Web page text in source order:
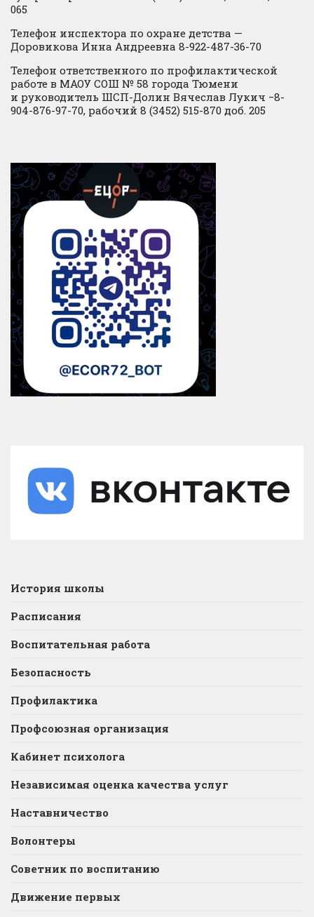
065
Телефон инспектора по охране детства —
Доровикова Инна Андреевна 8-922-487-36-70
Телефон ответственного по профилактической
работе в МАОУ СОШ № 58 города Тюмени
и руководитель ШСП-Долин Вячеслав Лукич −8-
904-876-97-70, рабочий 8 (3452) 515-870 доб. 205
История школы
Расписания
Воспитательная работа
Безопасность
Профилактика
Профсоюзная организация
Кабинет психолога
Независимая оценка качества услуг
Наставничество
Волонтеры
Советник по воспитанию
Движение первых